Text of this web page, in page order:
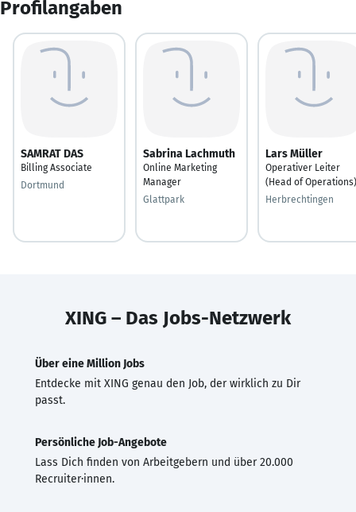
Profilangaben
SAMRAT DAS
Billing Associate
Dortmund
Sabrina Lachmuth
Online Marketing
Manager
Glattpark
Lars Müller
Operativer Leiter
(Head of Operations)
Herbrechtingen
XING – Das Jobs-Netzwerk
Über eine Million Jobs
Entdecke mit XING genau den Job, der wirklich zu Dir
passt.
Persönliche Job-Angebote
Lass Dich finden von Arbeitgebern und über 20.000
Recruiter·innen.